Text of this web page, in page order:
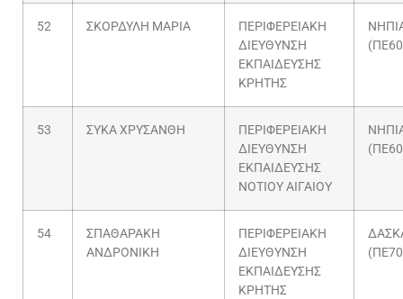
52 ΣΚΟΡΔΥΛΗ ΜΑΡΙΑ
ΠΕΡΙΦΕΡΕΙΑΚΗ
ΔΙΕΥΘΥΝΣΗ
ΕΚΠΑΙΔΕΥΣΗΣ
ΚΡΗΤΗΣ
53 ΣΥΚΑ ΧΡΥΣΑΝΘΗ
ΠΕΡΙΦΕΡΕΙΑΚΗ
ΔΙΕΥΘΥΝΣΗ
ΕΚΠΑΙΔΕΥΣΗΣ
ΝΟΤΙΟΥ ΑΙΓΑΙΟΥ
54
ΣΠΑΘΑΡΑΚΗ
ΑΝΔΡΟΝΙΚΗ
ΠΕΡΙΦΕΡΕΙΑΚΗ
ΔΙΕΥΘΥΝΣΗ
ΕΚΠΑΙΔΕΥΣΗΣ
ΚΡΗΤΗΣ